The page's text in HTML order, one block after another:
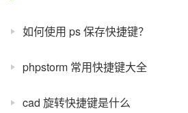
如何使用 ps 保存快捷键？
phpstorm 常用快捷键大全
cad 旋转快捷键是什么